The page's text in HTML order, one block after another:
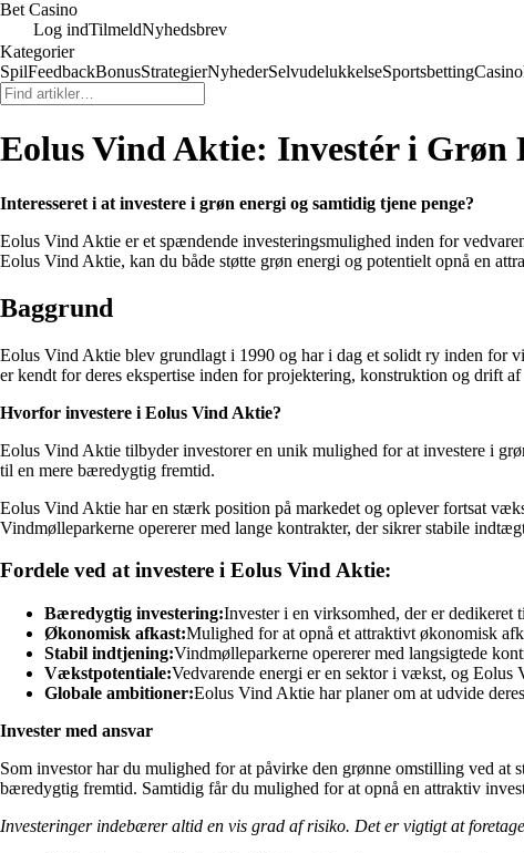
Bet Casino
Log indTilmeldNyhedsbrev
Kategorier
SpilFeedbackBonusStrategierNyhederSelvudelukkelseSportsbettingCasino
Eolus Vind Aktie: Investér i Grøn
Interesseret i at investere i grøn energi og samtidig tjene penge?
Eolus Vind Aktie er et spændende investeringsmulighed inden for
Eolus Vind Aktie, kan du både støtte grøn energi og potentielt opnå en
Baggrund
Eolus Vind Aktie blev grundlagt i 1990 og har i dag et solidt ry inden for
er kendt for deres ekspertise inden for projektering, konstruktion og drift
Hvorfor investere i Eolus Vind Aktie?
Eolus Vind Aktie tilbyder investorer en unik mulighed for at investere i
til en mere bæredygtig fremtid.
Eolus Vind Aktie har en stærk position på markedet og oplever fortsat
Vindmølleparkerne opererer med lange kontrakter, der sikrer stabile
Fordele ved at investere i Eolus Vind Aktie:
Bæredygtig investering:Invester i en virksomhed, der er dedikeret
Økonomisk afkast:Mulighed for at opnå et attraktivt økonomisk
Stabil indtjening:Vindmølleparkerne opererer med langsigtede
Vækstpotentiale:Vedvarende energi er en sektor i vækst, og Eolus
Globale ambitioner:Eolus Vind Aktie har planer om at udvide
Invester med ansvar
Som investor har du mulighed for at påvirke den grønne omstilling ved
bæredygtig fremtid. Samtidig får du mulighed for at opnå en attraktiv
Investeringer indebærer altid en vis grad af risiko. Det er vigtigt at